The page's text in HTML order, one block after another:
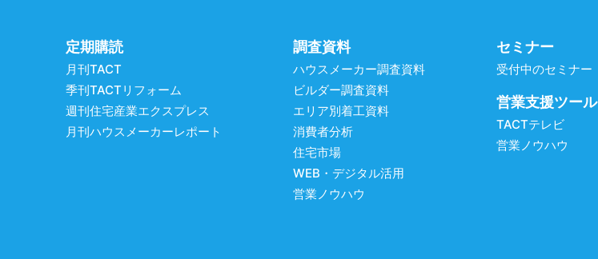
定期購読
月刊TACT
季刊TACTリフォーム
週刊住宅産業エクスプレス
月刊ハウスメーカーレポート
調査資料
ハウスメーカー調査資料
ビルダー調査資料
エリア別着工資料
消費者分析
住宅市場
WEB・デジタル活用
営業ノウハウ
セミナー
受付中のセミナー
営業支援ツール
TACTテレビ
営業ノウハウ